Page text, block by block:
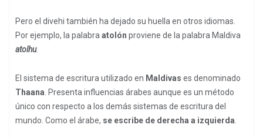
Pero el divehi también ha dejado su huella en otros idiomas.
Por ejemplo, la palabra atolón proviene de la palabra Maldiva
atolhu.
El sistema de escritura utilizado en Maldivas es denominado
Thaana . Presenta influencias árabes aunque es un método
único con respecto a los demás sistemas de escritura del
mundo. Como el árabe, se escribe de derecha a izquierda